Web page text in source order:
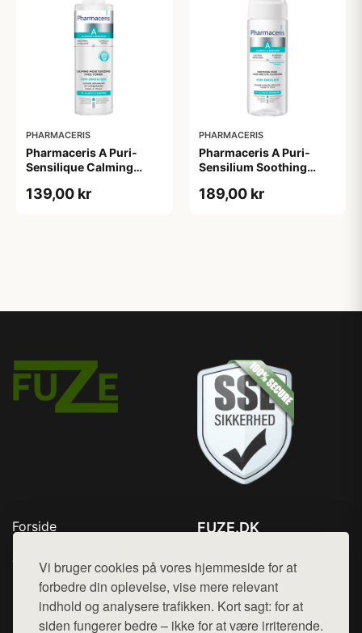
Vi bruger cookies på vores hjemmeside for at
forbedre din oplevelse, vise mere relevant
indhold og analysere trafikken. Kort sagt: for at
siden fungerer bedre – ikke for at være irriterende.
PHARMACERIS
Pharmaceris A Puri-
Sensilique Calming
(200 ml)
139,00 kr
PHARMACERIS
Pharmaceris A Puri-
Sensilium Soothing
Cleansing (150 ml)
189,00 kr
Forside
Top Rabatter
Kontakt
FUZE.DK
Mail: hej@want.dk
Cookie- og privatlivspolitik